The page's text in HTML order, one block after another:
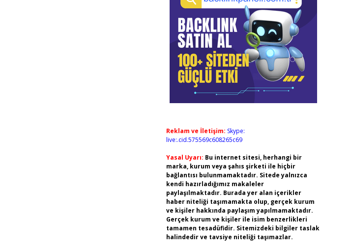
Reklam ve İletişim: Skype:
live:.cid.575569c608265c69
Yasal Uyarı: Bu internet sitesi, herhangi bir
marka, kurum veya şahıs şirketi ile hiçbir
bağlantısı bulunmamaktadır. Sitede yalnızca
kendi hazırladığımız makaleler
paylaşılmaktadır. Burada yer alan içerikler
haber niteliği taşımamakta olup, gerçek kurum
ve kişiler hakkında paylaşım yapılmamaktadır.
Gerçek kurum ve kişiler ile isim benzerlikleri
tamamen tesadüfidir. Sitemizdeki bilgiler taslak
halindedir ve tavsiye niteliği taşımazlar.